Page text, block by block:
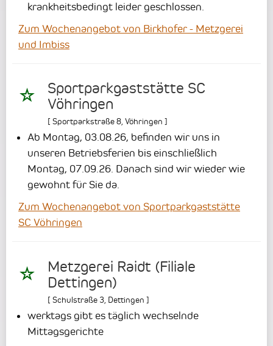
krankheitsbedingt leider geschlossen.
Zum Wochenangebot von Birkhofer - Metzgerei
und Imbiss
Sportparkgaststätte SC
Vöhringen
[ Sportparkstraße 8,Vöhringen ]
Ab Montag, 03.08.26, befinden wir uns in
unseren Betriebsferien bis einschließlich
Montag, 07.09.26. Danach sind wir wieder wie
gewohnt für Sie da.
Zum Wochenangebot von Sportparkgaststätte
SC Vöhringen
Metzgerei Raidt (Filiale
Dettingen)
[ Schulstraße 3 Dettingen ]
werktags gibt es täglich wechselnde
Mittagsgerichte